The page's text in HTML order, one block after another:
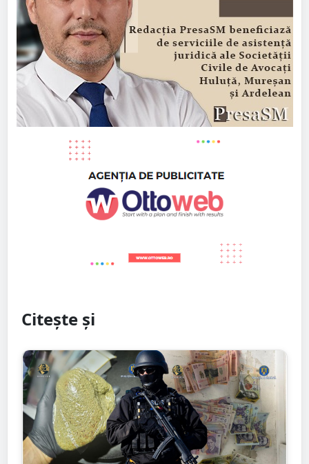
Citește și